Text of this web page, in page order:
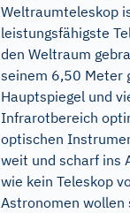
Weltraumteleskop
leistungsfähigste
den Weltraum
seinem 6,50 Meter
Hauptspiegel und
Infrarotbereich
optischen
weit und scharf ins
wie kein Teleskop
Astronomen wollen